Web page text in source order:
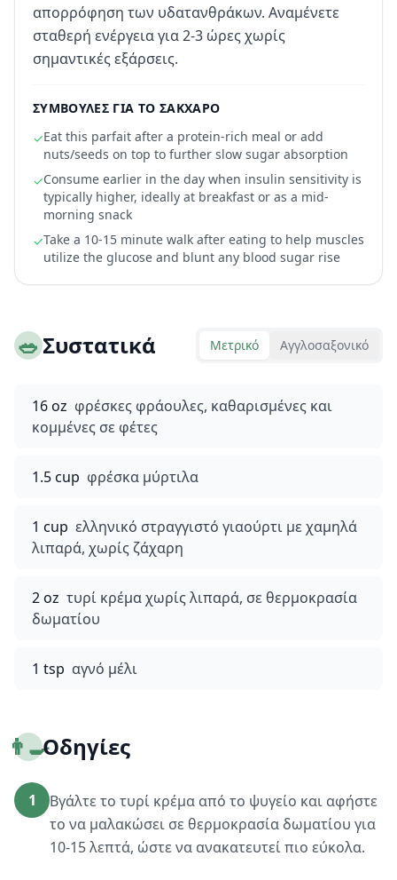
απορρόφηση των υδατανθράκων. Αναμένετε
σταθερή ενέργεια για 2-3 ώρες χωρίς
σημαντικές εξάρσεις.
ΣΥΜΒΟΥΛΈΣ ΓΙΑ ΤΟ ΣΆΚΧΑΡΟ
✓Eat this parfait after a protein-rich meal or add
nuts/seeds on top to further slow sugar absorption
✓Consume earlier in the day when insulin sensitivity is
typically higher, ideally at breakfast or as a mid-
morning snack
✓Take a 10-15 minute walk after eating to help muscles
utilize the glucose and blunt any blood sugar rise
🥗Συστατικά Μετρικό Αγγλοσαξονικό
16 oz φρέσκες φράουλες, καθαρισμένες και
κομμένες σε φέτες
1.5 cup φρέσκα μύρτιλα
1 cup ελληνικό στραγγιστό γιαούρτι με χαμηλά
λιπαρά, χωρίς ζάχαρη
2 oz τυρί κρέμα χωρίς λιπαρά, σε θερμοκρασία
δωματίου
1 tsp αγνό μέλι
👨‍🍳Οδηγίες
1
Βγάλτε το τυρί κρέμα από το ψυγείο και αφήστε
το να μαλακώσει σε θερμοκρασία δωματίου για
10-15 λεπτά, ώστε να ανακατευτεί πιο εύκολα.